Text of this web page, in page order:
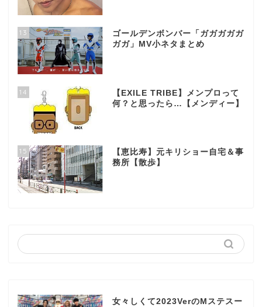
13
ゴールデンボンバー「ガガガガガ
ガガ」MV小ネタまとめ
14
【EXILE TRIBE】メンプロって
何？と思ったら…【メンディー】
15
【恵比寿】元キリショー自宅＆事
務所【散歩】
女々しくて2023VerのMステスー